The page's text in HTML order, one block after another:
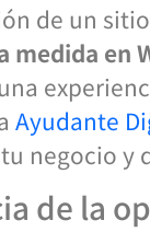
de un
medida en
Ayudante
negocio y
de la